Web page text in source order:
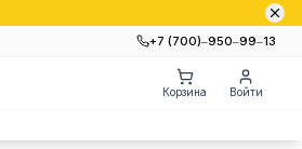
+7 (700)‒950‒99‒13
Корзина Войти